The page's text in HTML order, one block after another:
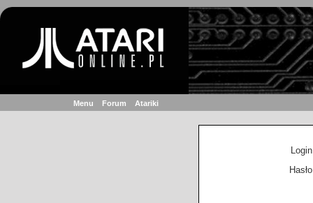
Menu Forum Atariki
Login
Hasło